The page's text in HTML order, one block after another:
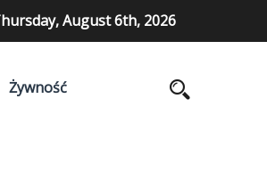
August 6th, 2026
Żywność